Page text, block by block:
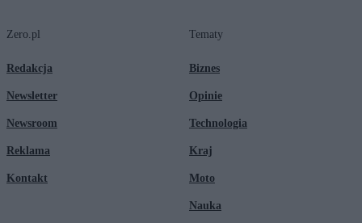
Zero.pl
Redakcja
Newsletter
Newsroom
Reklama
Kontakt
Tematy
Biznes
Opinie
Technologia
Kraj
Moto
Nauka